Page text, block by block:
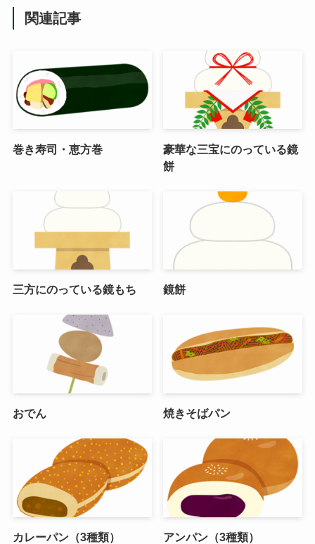
関連記事
巻き寿司・恵方巻
豪華な三宝にのっている鏡
餅
三方にのっている鏡もち 鏡餅
おでん 焼きそばパン
カレーパン（3種類） アンパン（3種類）